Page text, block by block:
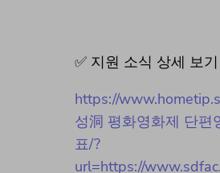
✅ 지원 소식 상세 보
https://
성洞 평화영화제 단편
표/?
url=https://